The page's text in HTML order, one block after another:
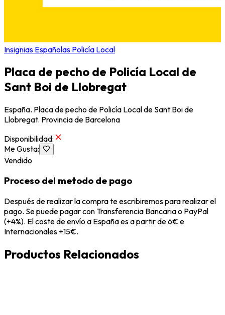
Insignias Españolas Policía Local
Placa de pecho de Policía Local de
Sant Boi de Llobregat
España. Placa de pecho de Policía Local de Sant Boi de
Llobregat. Provincia de Barcelona
Disponibilidad:
Me Gusta:
Vendido
Proceso del metodo de pago
Después de realizar la compra te escribiremos para realizar el
pago. Se puede pagar con Transferencia Bancaria o PayPal
(+4%). El coste de envío a España es a partir de 6€ e
Internacionales +15€.
Productos Relacionados